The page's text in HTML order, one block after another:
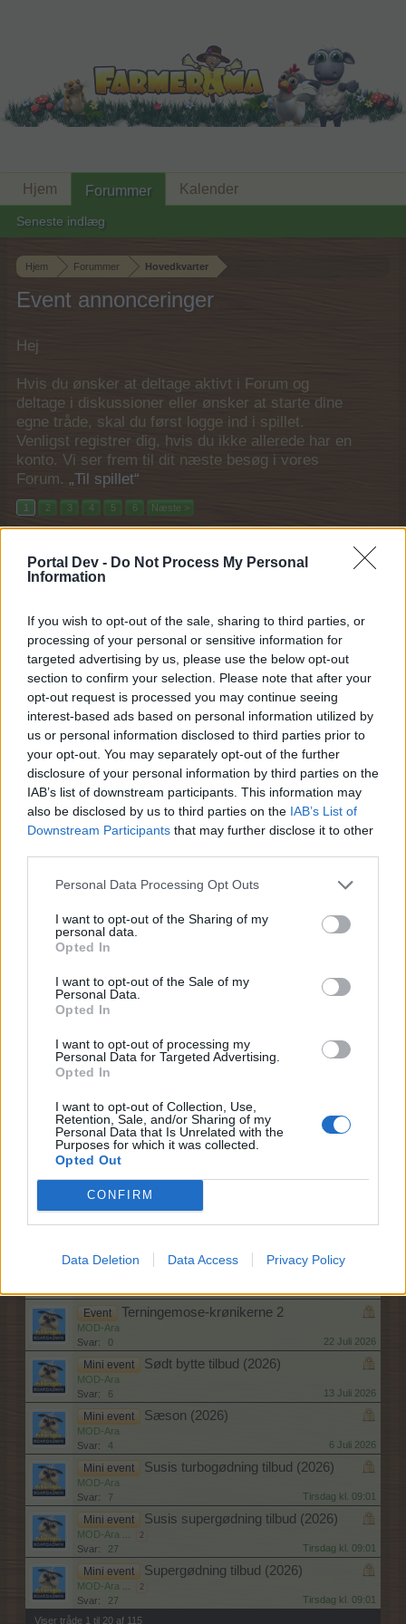
Portal Dev - Do Not Process My Personal
Information
If you wish to opt-out of the sale, sharing to third parties, or
processing of your personal or sensitive information for
targeted advertising by us, please use the below opt-out
section to confirm your selection. Please note that after your
opt-out request is processed you may continue seeing
interest-based ads based on personal information utilized by
us or personal information disclosed to third parties prior to
your opt-out. You may separately opt-out of the further
disclosure of your personal information by third parties on the
IAB’s list of downstream participants. This information may
also be disclosed by us to third parties on the IAB’s List of
Downstream Participants that may further disclose it to other
Personal Data Processing Opt Outs
I want to opt-out of the Sharing of my
personal data.
Opted In
I want to opt-out of the Sale of my
Personal Data.
Opted In
I want to opt-out of processing my
Personal Data for Targeted Advertising.
Opted In
I want to opt-out of Collection, Use,
Retention, Sale, and/or Sharing of my
Personal Data that Is Unrelated with the
Purposes for which it was collected.
Opted Out
CONFIRM
Data Deletion Data Access Privacy Policy
Hjem Forummer Hovedkvarter
Event annonceringer
Hej
Hvis du ønsker at deltage aktivt i Forum og
deltage i diskussioner eller ønsker at starte dine
egne tråde, skal du først logge ind i spillet.
Venligst registrer dig, hvis du ikke allerede har en
konto. Vi ser frem til dit næste besøg i vores
Forum. „Til spillet“
1 2 3 4 5 6 Næste >
Sidste besked
Mini event Æglingedage påske tilbud
Event Æg og kaniner-dag
MOD-Ara
Svar:
0 25 Marts 2026
Event Æblenemt
MOD-Ara
Svar:
6 Maj 2026
Mini event Værktøjskasse dag
MOD-Ara
Svar:
0 27 April 2026
Mini event Værktøjs' galskab (2026)
MOD-Ara
Svar:
0 27 April 2026
Event Vildblomststier
Svar:
0 13 Maj 2026
Event Vikingesaga Maj 2026
Mini event
MOD-Ara
Mini event Valentinsdag kalender (2026)
MOD-Ara
Svar:
0
Event Valentinsdag 2026
MOD-Ara
Svar:
MOD-Ara
Svar:
1 9 April 2026
Event Tilbage til Knoglehviskerhulen
MOD-Ara
Event
Til lykke med fødselsdagen "Kongelig
svir"
Pindgris
Event Tidsmaskinen
Event Terningemose-krønikerne 2
MOD-Ara
Svar:
0 22 Juli 2026
Mini event Sødt bytte tilbud (2026)
MOD-Ara
Svar:
6 13 Juli 2026
Mini event Sæson (2026)
MOD-Ara
Svar:
4 6 Juli 2026
Mini event Susis turbogødning tilbud (2026)
MOD-Ara
Svar:
7 Tirsdag kl. 09:01
Mini event Susis supergødning tilbud (2026)
MOD-Ara ... 2
Svar: 27 Tirsdag kl. 09:01
Mini event Supergødning tilbud (2026)
MOD-Ara ... 2
Svar: 27
Tirsdag kl. 09:01
Viser tråde 1 til 20 af 115
Hjem Forummer
Seneste indlæg
Kalender